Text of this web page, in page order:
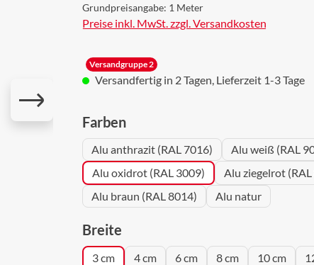
Grundpreisangabe: 1 Meter
Preise inkl. MwSt. zzgl. Versandkosten
Versandgruppe 2
Versandfertig in 2 Tagen, Lieferzeit 1-3 Tage
Farbenauswählen
Alu anthrazit (RAL 7016)
Alu weiß (RAL
Alu oxidrot (RAL 3009)
Alu ziegelrot
Alu braun (RAL 8014)
Alu natur
Breiteauswählen
3 cm 4 cm 6 cm 8 cm 10 cm